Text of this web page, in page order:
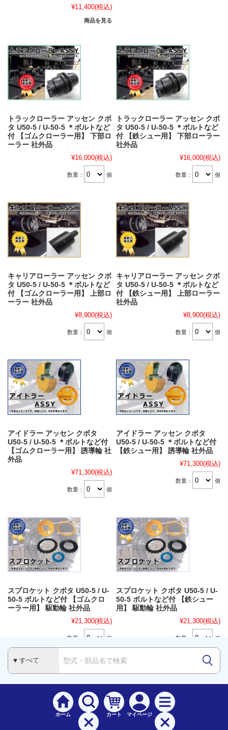
¥11,400(税込)
商品を見る
トラックローラー アッセン クボ
タ U50-5 / U-50-5 ＊ボルトなど
付 【ゴムクローラー用】 下部ロ
ーラー 社外品
¥16,000(税込)
数量： 個
トラックローラー アッセン クボ
タ U50-5 / U-50-5 ＊ボルトなど
付 【鉄シュー用】 下部ローラー
社外品
¥16,000(税込)
数量： 個
キャリアローラー アッセン クボ
タ U50-5 / U-50-5 ＊ボルトなど
付 【ゴムクローラー用】 上部ロ
ーラー 社外品
¥8,900(税込)
数量： 個
キャリアローラー アッセン クボ
タ U50-5 / U-50-5 ＊ボルトなど
付 【鉄シュー用】 上部ローラー
社外品
¥8,900(税込)
数量： 個
アイドラー アッセン クボタ
U50-5 / U-50-5 ＊ボルトなど付
【ゴムクローラー用】 誘導輪 社
外品
¥71,300(税込)
数量： 個
アイドラー アッセン クボタ
U50-5 / U-50-5 ＊ボルトなど付
【鉄シュー用】 誘導輪 社外品
¥71,300(税込)
数量： 個
スプロケット クボタ U50-5 / U-
50-5 ボルトなど付 【ゴムクロ
ーラー用】 駆動輪 社外品
¥21,300(税込)
数量： 個
スプロケット クボタ U50-5 / U-
50-5 ボルトなど付 【鉄シュー
用】 駆動輪 社外品
¥21,300(税込)
数量： 個
ホーム カート マイページ